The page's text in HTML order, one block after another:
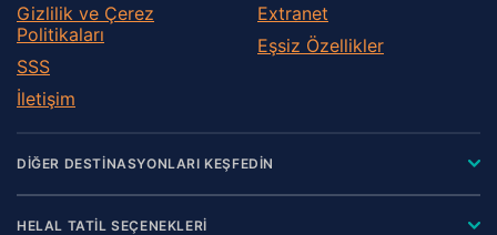
Gizlilik ve Çerez
Politikaları
SSS
İletişim
Extranet
Eşsiz Özellikler
DİĞER DESTİNASYONLARI KEŞFEDİN
HELAL TATİL SEÇENEKLERİ